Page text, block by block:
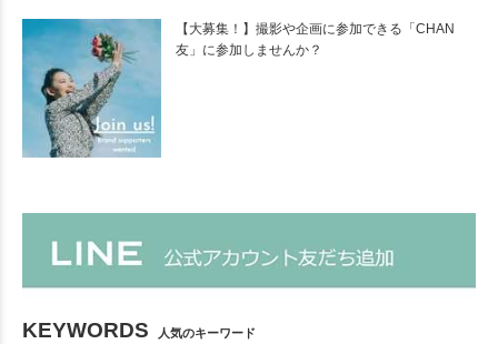
【大募集！】撮影や企画に参加できる「CHAN
友」に参加しませんか？
KEYWORDS 人気のキーワード